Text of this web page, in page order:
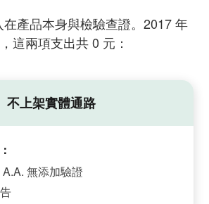
產品本身與檢驗查證。2017 年
這兩項支出共 0 元：
不上架實體通路
無添加驗證